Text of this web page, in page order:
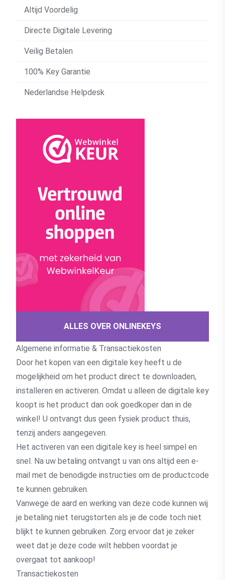
Altijd Voordelig
Directe Digitale Levering
Veilig Betalen
100% Key Garantie
Nederlandse Helpdesk
ALLES OVER ONLINEKEYS
Algemene informatie & Transactiekosten
Door het kopen van een digitale key heeft u de
mogelijkheid om het product direct te downloaden,
installeren en activeren. Omdat u alleen de digitale key
koopt is het product dan ook goedkoper dan in de
winkel! U ontvangt dus geen fysiek product thuis,
tenzij anders aangegeven.
Het activeren van een digitale key is heel simpel en
snel. Na uw betaling ontvangt u van ons altijd een e-
mail met de benodigde instructies om de productcode
te kunnen gebruiken.
Vanwege de aard en werking van deze code kunnen wij
je betaling niet terugstorten als je de code toch niet
blijkt te kunnen gebruiken. Zorg ervoor dat je zeker
weet dat je deze code wilt hebben voordat je
overgaat tot aankoop!
Transactiekosten